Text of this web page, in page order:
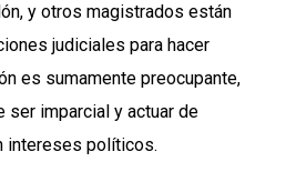
y otros magistrados están
judiciales para hacer
es sumamente preocupante,
ser imparcial y actuar de
intereses políticos.